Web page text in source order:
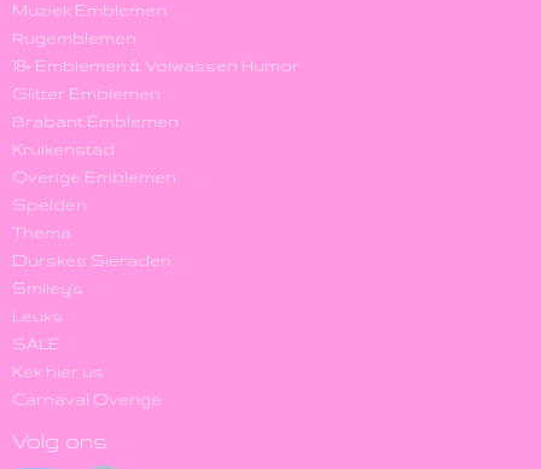
Muziek Emblemen
Rugemblemen
18+ Emblemen & Volwassen Humor
Glitter Emblemen
Brabant Emblemen
Kruikenstad
Overige Emblemen
Spelden
Thema
Durskes Sieraden
Smiley's
Leuks
SALE
Kek hier us
Carnaval Overige
Volg ons